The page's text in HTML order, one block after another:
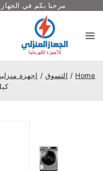
مرحبا بكم في الجهاز
Home
/ التسوق / اجهزة